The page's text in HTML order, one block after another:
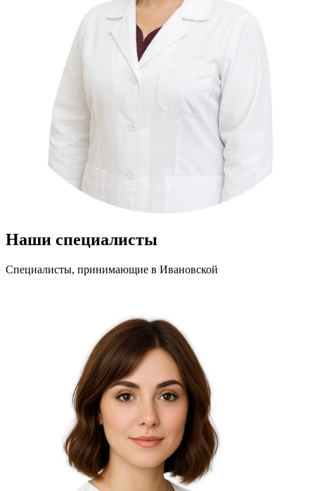
Наши специалисты
Специалисты, принимающие в Ивановской